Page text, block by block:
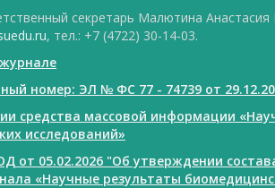
секретарь Малютина
, тел.: +7 (4722) 30-14-03.
номер: ЭЛ № ФС 77 - 74739 от
средства массовой информации
исследований»
от 05.02.2026 "Об утверждении
«Научные результаты